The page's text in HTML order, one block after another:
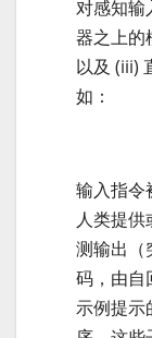
对感知输
器之上的
以及 (iii)
如：
输入指令
人类提供
测输出（
码，由自
示例提示